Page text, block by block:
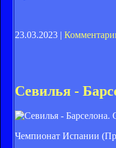
23.03.2023 |
Севилья -
Чемпионат Испании